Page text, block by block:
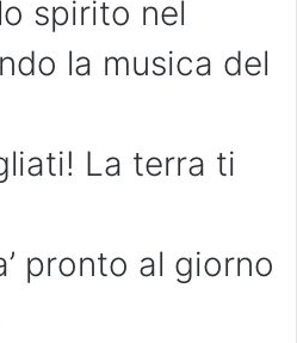
spirito nel
la musica del
La terra ti
pronto al giorno